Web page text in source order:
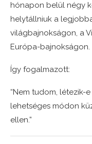
hónapon belül négy
helytállniuk a
világbajnokságon, a
Európa-bajnokságon.
Így fogalmazott:
“Nem tudom, létezik-
lehetséges módon
ellen.”